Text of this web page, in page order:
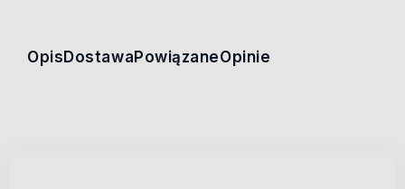
Opis Dostawa PowiązaneOpinie